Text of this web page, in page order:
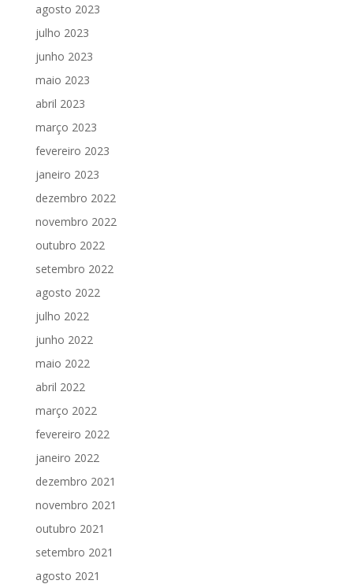
agosto 2023
julho 2023
junho 2023
maio 2023
abril 2023
março 2023
fevereiro 2023
janeiro 2023
dezembro 2022
novembro 2022
outubro 2022
setembro 2022
agosto 2022
julho 2022
junho 2022
maio 2022
abril 2022
março 2022
fevereiro 2022
janeiro 2022
dezembro 2021
novembro 2021
outubro 2021
setembro 2021
agosto 2021